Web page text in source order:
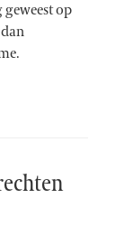
op